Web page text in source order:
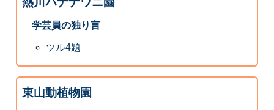
学芸員の独り言
ツル4題
東山動植物園